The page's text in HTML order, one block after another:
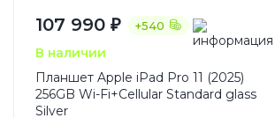
+540
107 990 ₽
В наличии
Планшет Apple iPad Pro 11 (2025)
256GB Wi-Fi+Cellular Standard glass
Silver